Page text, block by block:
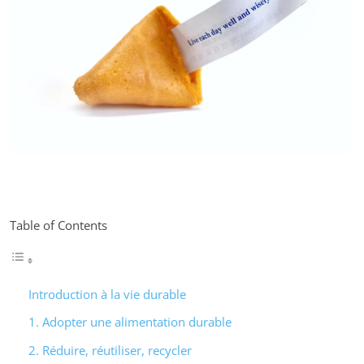
Table of Contents
Introduction à la vie durable
1. Adopter une alimentation durable
2. Réduire, réutiliser, recycler